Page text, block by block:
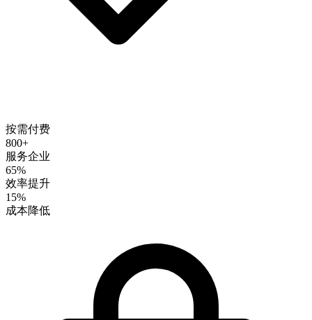
按需付费
800+
服务企业
65%
效率提升
15%
成本降低